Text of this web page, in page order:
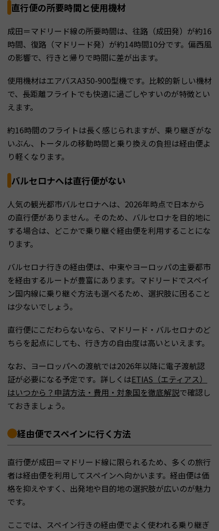
直行便の所要時間と使用機材
成田＝マドリード線の所要時間は、往路（成田発）が約16
時間、復路（マドリード発）が約14時間10分です。偏西風
の影響で、行きと帰りで時間に差が出ます。
使用機材はエアバスA350-900型機です。比較的新しい機材
で、長距離フライトでも快適に過ごしやすいのが特徴とい
えます。
約16時間のフライトは長く感じられますが、乗り継ぎがな
いぶん、トータルの移動時間と乗り換えの負担は経由便よ
り軽くなります。
バルセロナへは直行便がない
人気の観光都市バルセロナへは、2026年時点で日本から
の直行便がありません。そのため、バルセロナを目的地に
する場合は、どこかで乗り継ぐ経由便を利用することにな
ります。
バルセロナ行きの経由便は、中東やヨーロッパの主要都市
を経由するルートが豊富にあります。マドリードでスペイ
ン国内線に乗り継ぐ方法も選べるため、選択肢に困ること
は少ないでしょう。
直行便にこだわらないなら、マドリード・バルセロナのど
ちらを起点にしても、行き方の自由度は高いといえます。
なお、ヨーロッパへの渡航では2026年以降に電子渡航認
証が必要になる予定です。詳しくはETIAS（エティアス）
はいつから？申請方法・費用・対象国を徹底解説で確認し
ておきましょう。
経由便でスペインに行く方法
直行便が成田＝マドリード線に限られるため、多くの旅行
者は経由便を利用してスペインへ向かいます。経由便は価
格を抑えやすく、出発地や目的地の選択肢が広いのが魅力
です。
ここでは、スペイン行きの経由便でよく使われる乗り継ぎ